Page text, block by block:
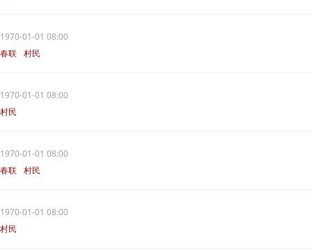
1970-01-01 08:00
春联 村民
1970-01-01 08:00
村民
1970-01-01 08:00
春联 村民
1970-01-01 08:00
村民